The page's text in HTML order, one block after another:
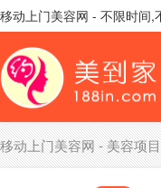
移动上门美容网 - 不限时间,
移动上门美容网-美容项目